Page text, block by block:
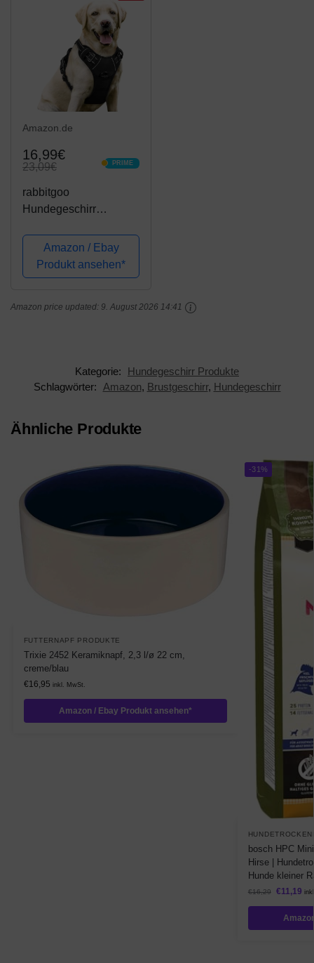
Amazon.de
16,99€
23,09€ PRIME
PRIME
rabbitgoo
Hundegeschirr
Zug Geschirr Hund mit
Kontrolle No Pull
Verstellbar
Hunde Atmungsaktiv
Amazon / Ebay
Produkt ansehen*
Amazon price updated: 9. August 2026 14:41
Kategorie:
Hundegeschirr Produkte
Schlagwörter:
Amazon, Brustgeschirr, Hundegeschirr
Ähnliche Produkte
FUTTERNAPF PRODUKTE
Trixie 2452 Keramiknapf, 2,3 l/ø 22 cm,
creme/blau
€16,95 inkl. MwSt.
Amazon / Ebay Produkt ansehen*
-31%
bosch HPC
Hirse |
Hunde kleiner
€16,29 €11,19